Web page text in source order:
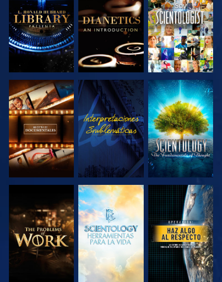
EXPLORA LAS
SERIES
EXPLORA LAS
SERIES
VE
EXPLORA LAS
SERIES
VE
EXPLORA LAS
SERIES
EXPLORA LAS
SERIES
EXPLORA LAS
SERIES
VE